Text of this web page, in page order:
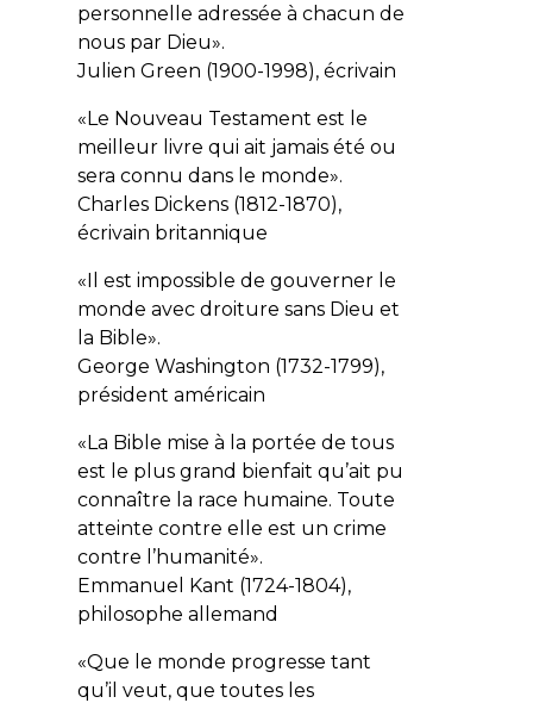
personnelle adressée à chacun de
nous par Dieu».
Julien Green (1900-1998), écrivain
«Le Nouveau Testament est le
meilleur livre qui ait jamais été ou
sera connu dans le monde».
Charles Dickens(1812-1870),
écrivain britannique
«Il est impossible de gouverner le
monde avec droiture sans Dieu et
la Bible».
George Washington (1732-1799),
président américain
«La Bible mise à la portée de tous
est le plus grand bienfait qu’ait pu
connaître la race humaine. Toute
atteinte contre elle est un crime
contre l’humanité».
Emmanuel Kant (1724-1804),
philosophe allemand
«Que le monde progresse tant
qu’il veut, que toutes les